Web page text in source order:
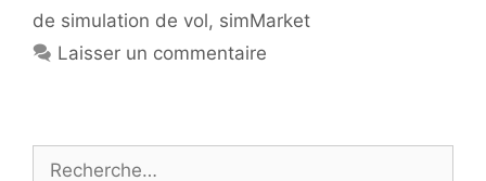
de simulation de vol, simMarket
Laisser un commentaire